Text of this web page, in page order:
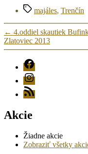
Značkymajáles, Trenčín
← 4.oddiel skautiek
Zlatoviec 2013
FB
Instagram
RSS
Akcie
Žiadne akcie
Zobraziť všetky